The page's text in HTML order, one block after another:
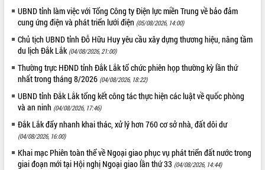
UBND tỉnh làm việc với Tổng Công ty Điện lực miền Trung về bảo đảm
cung ứng điện và phát triển lưới điện (05/08/2026, 14:00)
Chủ tịch UBND tỉnh Đỗ Hữu Huy yêu cầu xây dựng thương hiệu, nâng tầm
du lịch Đắk Lắk (04/08/2026, 21:00)
Thường trực HĐND tỉnh Đắk Lắk tổ chức phiên họp thường kỳ lần thứ
nhất trong tháng 8/2026 (04/08/2026, 18:22)
UBND tỉnh Đắk Lắk tổng kết công tác thực hiện các luật về quốc phòng
và an ninh (04/08/2026, 17:46)
Đắk Lắk đẩy nhanh khai thác, xử lý hơn 760 cơ sở nhà, đất dôi dư
(04/08/2026, 16:00)
Khai mạc Phiên toàn thể về Ngoại giao phục vụ phát triển đất nước trong
giai đoạn mới tại Hội nghị Ngoại giao lần thứ 33 (04/08/2026, 14:44)